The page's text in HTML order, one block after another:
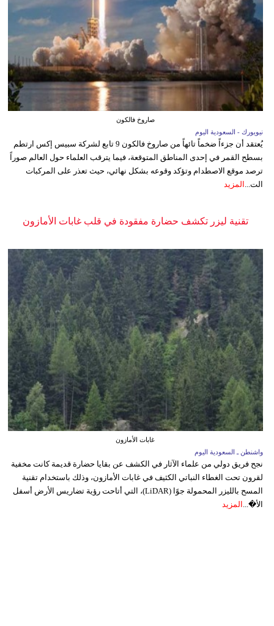
صاروخ فالكون
نيويورك - السعودية اليوم
يُعتقد أن جزءاً ضخماً تائهاً من صاروخ فالكون 9 تابع لشركة سبيس إكس ارتطم
بسطح القمر في إحدى المناطق المتوقعة، فيما يترقب العلماء حول العالم صوراً
ترصد موقع الاصطدام وتؤكد وقوعه بشكل نهائي، حيث تعذر على المركبات
الت... المزيد
تقنية ليزر تكشف حضارة مفقودة في قلب غابات الأمازون
غابات الأمازون
واشنطن ـ السعودية اليوم
نجح فريق دولي من علماء الآثار في الكشف عن بقايا حضارة قديمة كانت مخفية
لقرون تحت الغطاء النباتي الكثيف في غابات الأمازون، وذلك باستخدام تقنية
المسح بالليزر المحمولة جوًا (LiDAR)، التي أتاحت رؤية تضاريس الأرض أسفل
الأ�... المزيد